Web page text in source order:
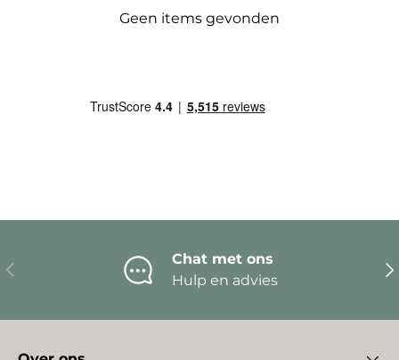
Geen items gevonden
Vorige
Chat met ons
Hulp en advies